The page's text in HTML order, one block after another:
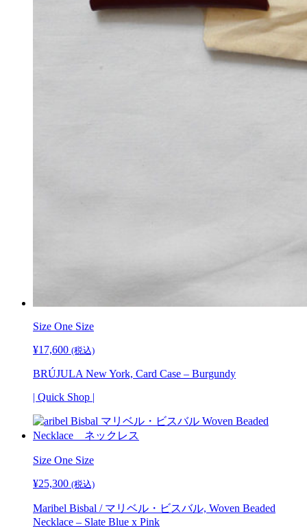
Size One Size
¥17,600 (税込)
BRÚJULA New York, Card Case – Burgundy
| Quick Shop |
Size One Size
¥25,300 (税込)
Maribel Bisbal / マリベル・ビスバル, Woven Beaded
Necklace – Slate Blue x Pink